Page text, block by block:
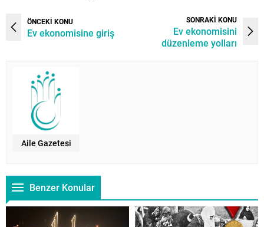
ÖNCEKİ KONU
Ev ekonomisine giriş
SONRAKİ KONU
Ev ekonomisini
düzenleme yolları
Aile Gazetesi
Benzer Konular